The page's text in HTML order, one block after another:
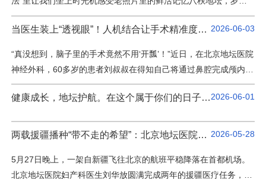
为笺。值此建院80周年之际，我们推出“时光里的地坛”专栏，围绕
地坛足迹、韶光医者、医患情谊、医脉琼影四个篇章，用人工智能
当医生装上“透视眼”！人机结合让手术精准度再升级 2026-06-03
“真没想到，脑子里的手术竟然不用‘开瓢’！”近日，在北京地坛医院
神经外科，60多岁的患者刘叔叔在得知自己将通过鼻腔完成颅内肿
瘤穿刺活检时惊喜道。日前，针对刘叔叔（化名）身患多种基础疾
病、无法耐受传统开颅手术的情况，地坛医院神经外科团队在国内
施了经鼻微创手术，不仅免去了患者在头皮上“动刀”的痛苦，更为
健康成长，地坛护航。在这个属于你们的日子里，愿每一步奔跑都轻盈，每一次呼吸都安心。祝所有小朋友，儿童节快乐，岁岁安康。2026-06-01
两载援疆播种“带不走的希望”：北京地坛医院刘华放援疆归来 2026-05-28
5月27日晚上，一架自新疆飞往北京的航班平稳降落在首都机场。
北京地坛医院妇产科医生刘华放圆满完成两年的援疆医疗任务，顺